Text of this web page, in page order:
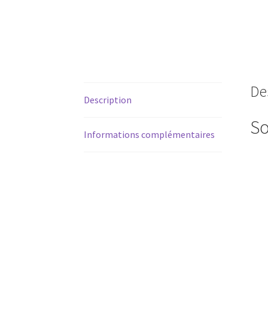
Description
Informations complémentaires